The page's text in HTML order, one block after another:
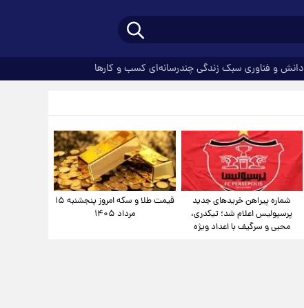
دانش و فناوری سبک زندگیچندرسانه‌ای کسب و کارها
شماره پیراهن خریدهای جدید
پرسپولیس اعلام شد؛ تیکدری،
محبی و سرگیف با اعداد ویژه
قیمت طلا و سکه امروز پنجشنبه ۱۵
مرداد ۱۴۰۵